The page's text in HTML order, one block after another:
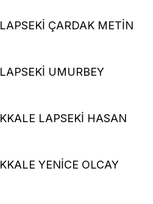
ÇARDAK METİN
UMURBEY
LAPSEKİ HASAN
YENİCE OLCAY